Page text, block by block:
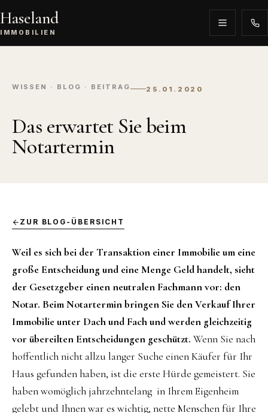
Haseland
IMMOBILIEN
WISSEN · BLOG · BEITRAG 25.01.2020
Das erwartet Sie beim
Notartermin
ZUR BLOG-ÜBERSICHT
Weil es sich bei der Transaktion einer Immobilie um eine
große Entscheidung und eine Menge Geld handelt, sieht
der Gesetzgeber einen neutralen Fachmann vor: den
Notar. Beim Notartermin bringen Sie den Verkauf Ihrer
Immobilie unter Dach und Fach und werden gleichzeitig
vor übereilten Entscheidungen geschützt. Wenn Sie nach
hoffentlich nicht allzu langer Suche einen Käufer für Ihr
Haus gefunden haben, ist die erste Hürde gemeistert. Sie
haben womöglich jahrzehntelang in Ihrem Eigenheim
gelebt und Ihnen war es wichtig, nette Menschen für Ihre